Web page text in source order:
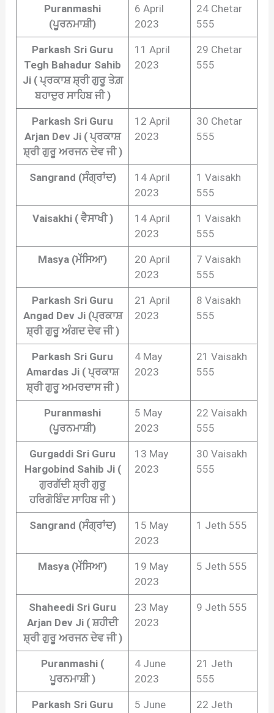
Puranmashi
(ਪੂਰਨਮਾਸ਼ੀ)
6 April
2023
24 Chetar
555
Parkash Sri Guru
Tegh Bahadur Sahib
Ji ( ਪ੍ਰਕਾਸ਼ ਸ਼੍ਰੀ ਗੁਰੂ ਤੇਗ਼
ਬਹਾਦੁਰ ਸਾਹਿਬ ਜੀ )
11 April
2023
29 Chetar
555
Parkash Sri Guru
Arjan Dev Ji ( ਪ੍ਰਕਾਸ਼
ਸ਼੍ਰੀ ਗੁਰੂ ਅਰਜਨ ਦੇਵ ਜੀ )
12 April
2023
30 Chetar
555
Sangrand (ਸੰਗ੍ਰਾਂਦ)
14 April
2023
1 Vaisakh
555
Vaisakhi ( ਵੈਸਾਖੀ )
14 April
2023
1 Vaisakh
555
Masya (ਮੱਸਿਆ)
20 April
2023
7 Vaisakh
555
Parkash Sri Guru
Angad Dev Ji (ਪ੍ਰਕਾਸ਼
ਸ਼੍ਰੀ ਗੁਰੂ ਅੰਗਦ ਦੇਵ ਜੀ )
21 April
2023
8 Vaisakh
555
Parkash Sri Guru
Amardas Ji ( ਪ੍ਰਕਾਸ਼
ਸ਼੍ਰੀ ਗੁਰੂ ਅਮਰਦਾਸ ਜੀ )
4 May
2023
21 Vaisakh
555
Puranmashi
(ਪੂਰਨਮਾਸ਼ੀ)
5 May
2023
22 Vaisakh
555
Gurgaddi Sri Guru
Hargobind Sahib Ji (
ਗੁਰਗੱਦੀ ਸ਼੍ਰੀ ਗੁਰੂ
ਹਰਿਗੋਬਿੰਦ ਸਾਹਿਬ ਜੀ )
13 May
2023
30 Vaisakh
555
Sangrand (ਸੰਗ੍ਰਾਂਦ)
15 May
2023
1 Jeth 555
Masya (ਮੱਸਿਆ)
19 May
2023
5 Jeth 555
Shaheedi Sri Guru
Arjan Dev Ji ( ਸ਼ਹੀਦੀ
ਸ਼੍ਰੀ ਗੁਰੂ ਅਰਜਨ ਦੇਵ ਜੀ )
23 May
2023
9 Jeth 555
Puranmashi (
ਪੂਰਨਮਾਸ਼ੀ )
4 June
2023
21 Jeth
555
Parkash Sri Guru
5 June
22 Jeth